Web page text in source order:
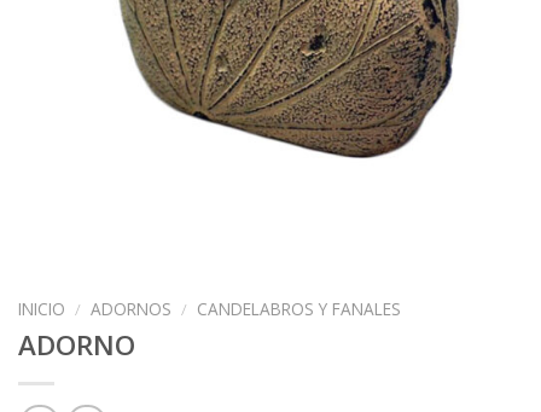
INICIO / ADORNOS / CANDELABROS Y FANALES
ADORNO